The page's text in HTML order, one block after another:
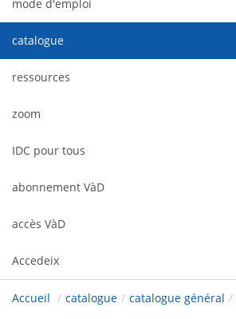
mode d'emploi
catalogue
ressources
zoom
IDC pour tous
abonnement VàD
accès VàD
Accedeix
Accueil / catalogue / catalogue général /